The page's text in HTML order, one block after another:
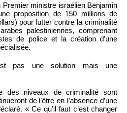
ministre israélien Benjamin
proposition de 150 millions de
pour lutter contre la criminalité
palestiniennes, comprenant
de police et la création d’une
pas une solution mais une
des niveaux de criminalité sont
de l’être en l’absence d’une
« Ce qu’il faut c’est changer